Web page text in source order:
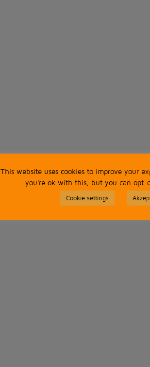
This website uses cookies to improve your
you're ok with this, but you can opt-
Cookie settings